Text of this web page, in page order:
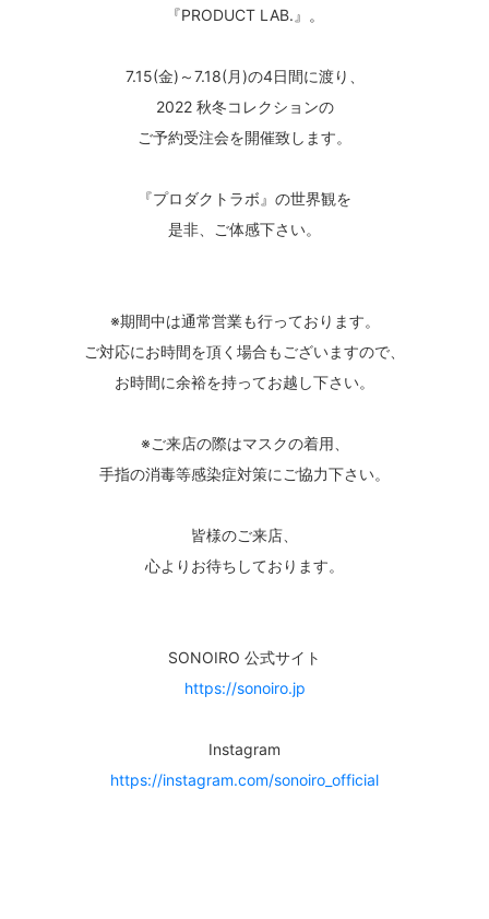
『PRODUCT LAB.』。
7.15(金)～7.18(月)の4日間に渡り、
2022 秋冬コレクションの
ご予約受注会を開催致します。
『プロダクトラボ』の世界観を
是非、ご体感下さい。
※期間中は通常営業も行っております。
ご対応にお時間を頂く場合もございますので、
お時間に余裕を持ってお越し下さい。
※ご来店の際はマスクの着用、
手指の消毒等感染症対策にご協力下さい。
皆様のご来店、
心よりお待ちしております。
SONOIRO 公式サイト
https://sonoiro.jp
Instagram
https://instagram.com/sonoiro_official